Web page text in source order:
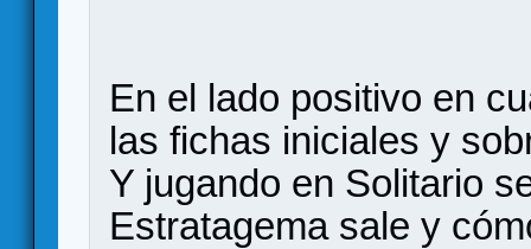
En el lado positivo en
las fichas iniciales y
Y jugando en Solitario
Estratagema sale y